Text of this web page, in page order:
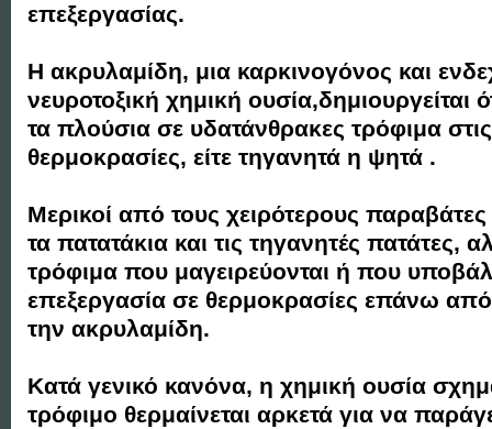
επεξεργασίας.
Η ακρυλαμίδη, μια καρκινογόνος και
νευροτοξική χημική ουσία,δημιουργείται
τα πλούσια σε υδατάνθρακες τρόφιμα
θερμοκρασίες, είτε τηγανητά η ψητά .
Μερικοί από τους χειρότερους
τα πατατάκια και τις τηγανητές πατάτες,
τρόφιμα που μαγειρεύονται ή που
επεξεργασία σε θερμοκρασίες επάνω
την ακρυλαμίδη.
Κατά γενικό κανόνα, η χημική ουσία
τρόφιμο θερμαίνεται αρκετά για να